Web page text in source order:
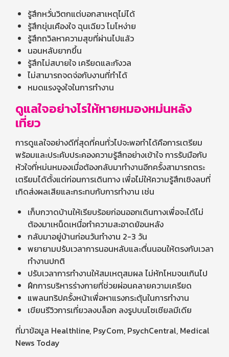
รู้สึกหวั่นวิตกแต่บอกสาเหตุไม่ได้
รู้สึกขุ่นเคืองใจ ฉุนเฉียว โมโหง่าย
รู้สึกถวิลหาความสุขที่ผ่านไปแล้ว
นอนหลับยากขึ้น
รู้สึกไม่สบายใจ เครียดและกังวล
ไม่สามารถจดจ่อกับงานที่ทำได้
หมดแรงจูงใจในการทำงาน
ดูแลใจอย่างไรให้หายหมองหม่นหลัง
เที่ยว
การดูแลใจอย่างดีที่สุดที่คนทั่วไปจะพอทำได้คือการเตรียม
พร้อมและประคับประคองความรู้สึกอย่างเข้าใจ การรับมือกับ
หัวใจที่หม่นหมองเมื่อต้องกลับมาทำงานอีกครั้งสามารถตระ
เตรียมได้ตั้งแต่ก่อนการเดินทาง เพื่อไม่ให้ความรู้สึกเชิงลบที่
เกิดส่งผลเสียและกระทบกับการทำงาน เช่น
เก็บกวาดบ้านให้เรียบร้อยก่อนออกเดินทางเพื่อจะได้ไม่
ต้องมาเหน็ดเหนื่อทำความสะอาดย้อนหลัง
กลับมาอยู่บ้านก่อนวันทำงาน 2-3 วัน
พยายามปรับเวลาการนอนหลับและตื่นนอนให้ตรงกับเวลา
ทำงานปกติ
ปรับเวลาการทำงานให้สมเหตุสมผล ไม่หักโหมจนเกินไป
ฝึกการบริหารร่างกายที่ช่วยผ่อนคลายความเครียด
แพลนทริปครั้งหน้าเพื่อหาแรงกระตุ้นในการทำงาน
เขียนรีวิวการเที่ยวลงบล็อก ลงรูปบนโซเชียลมีเดีย
ที่มาข้อมูล Healthline, PsyCom, PsychCentral, Medical
News Today